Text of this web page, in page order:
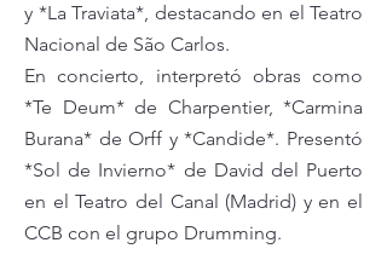
y *La Traviata*, destacando en el Teatro
Nacional de São Carlos.
En concierto, interpretó obras como
*Te Deum* de Charpentier, *Carmina
Burana* de Orff y *Candide*. Presentó
*Sol de Invierno* de David del Puerto
en el Teatro del Canal (Madrid) y en el
CCB con el grupo Drumming.